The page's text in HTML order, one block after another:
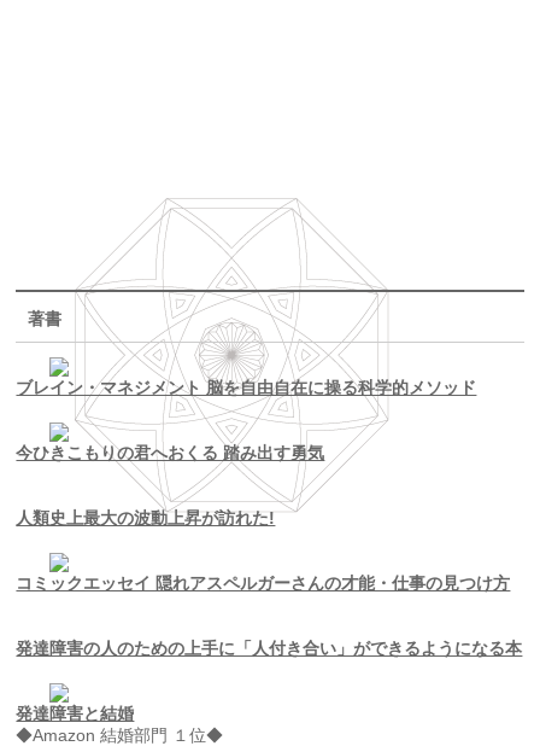
著書
ブレイン・マネジメント 脳を自由自在に操る科学的メソッド
今ひきこもりの君へおくる 踏み出す勇気
人類史上最大の波動上昇が訪れた!
コミックエッセイ 隠れアスペルガーさんの才能・仕事の見つけ方
発達障害の人のための上手に「人付き合い」ができるようになる本
発達障害と結婚
◆Amazon 結婚部門 １位◆